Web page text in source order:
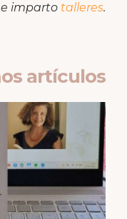
e imparto talleres.
artículos